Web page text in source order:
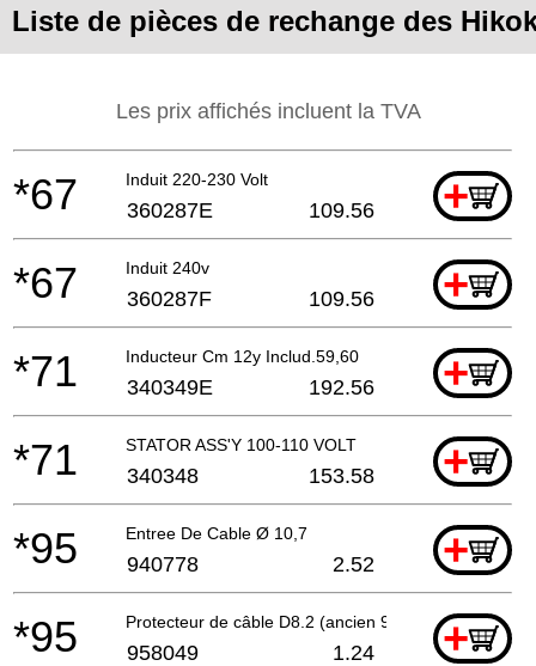
Liste de pièces de rechange des
Les prix affichés incluent la TVA
Induit 220-230 Volt +
*67 360287E 109.56
Induit 240v +
*67 360287F 109.56
Inducteur Cm 12y Includ.59,60 +
*71 340349E 192.56
STATOR ASS'Y 100-110 VOLT +
*71 340348 153.58
Entree De Cable Ø 10,7 +
*95 940778 2.52
Protecteur de câble D8.2 (ancien 958049z)+
*95 958049 1.24